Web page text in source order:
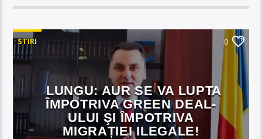
STIRI 0
LUNGU: AUR SE VA LUPTA
ÎMPOTRIVA GREEN DEAL-
ULUI ŞI ÎMPOTRIVA
MIGRAȚIEI ILEGALE!